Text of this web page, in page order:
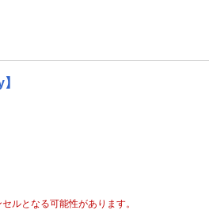
ルとなる可能性があります。